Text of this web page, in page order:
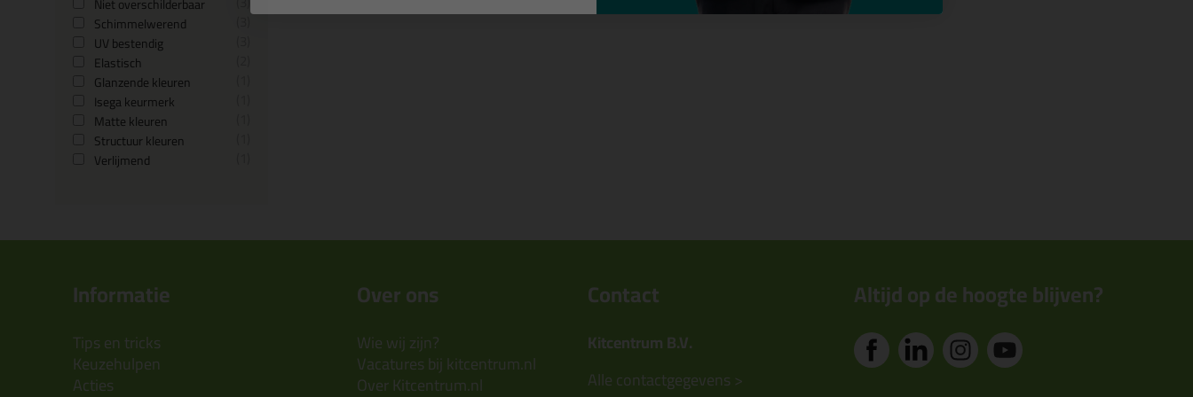
Schimmelwerend
UV bestendig
Elastisch
Glanzende kleuren
Isega keurmerk
Matte kleuren
Structuur kleuren
Verlijmend
Informatie
Tips en tricks
Keuzehulpen
Acties
Over ons
Wie wij zijn?
Vacatures bij kitcentrum.nl
Over Kitcentrum.nl
Contact
Kitcentrum B.V.
Alle contactgegevens >
Altijd op de hoogte blijven?